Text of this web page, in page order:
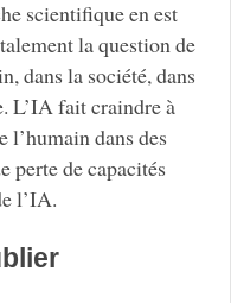
scientifique en est
la question de
dans la société, dans
L’IA fait craindre à
l’humain dans des
perte de capacités
l’IA.